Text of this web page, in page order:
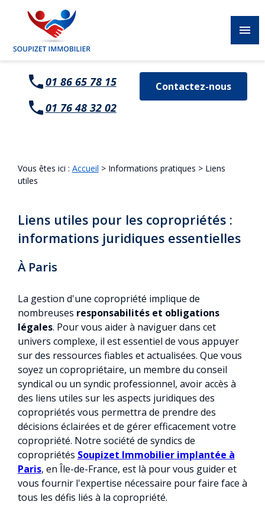
menu
01 86 65 78 15
01 76 48 32 02
Contactez-nous
Vous êtes ici : Accueil > Informations pratiques > Liens
utiles
Liens utiles pour les copropriétés :
informations juridiques essentielles
À Paris
La gestion d'une copropriété implique de
nombreuses responsabilités et obligations
légales. Pour vous aider à naviguer dans cet
univers complexe, il est essentiel de vous appuyer
sur des ressources fiables et actualisées. Que vous
soyez un copropriétaire, un membre du conseil
syndical ou un syndic professionnel, avoir accès à
des liens utiles sur les aspects juridiques des
copropriétés vous permettra de prendre des
décisions éclairées et de gérer efficacement votre
copropriété. Notre société de syndics de
copropriétés Soupizet Immobilierimplantée à
Paris, en Île-de-France, est là pour vous guider et
vous fournir l'expertise nécessaire pour faire face à
tous les défis liés à la copropriété.
Panneau de gestion des cookies